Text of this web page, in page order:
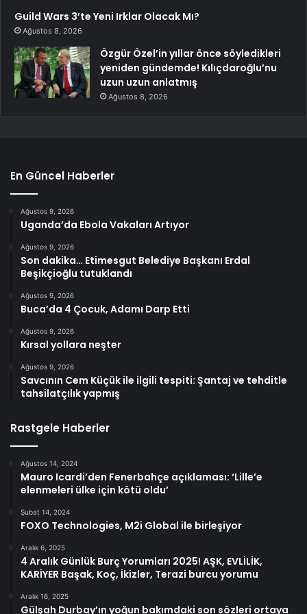
Guild Wars 3’te Yeni Irklar Olacak Mı?
Ağustos 8, 2026
Özgür Özel’in yıllar önce söyledikleri
yeniden gündemde! Kılıçdaroğlu’nu
uzun uzun anlatmış
Ağustos 8, 2026
En Güncel Haberler
Ağustos 9, 2026
Uganda’da Ebola Vakaları Artıyor
Ağustos 9, 2026
Son dakika… Etimesgut Belediye Başkanı Erdal
Beşikçioğlu tutuklandı
Ağustos 9, 2026
Buca’da 4 Çocuk, Adamı Darp Etti
Ağustos 9, 2026
Kırsal yollara neşter
Ağustos 9, 2026
Savcının Cem Küçük ile ilgili tespiti: Şantaj ve tehditle
tahsilatçılık yapmış
Rastgele Haberler
Ağustos 14, 2024
Mauro Icardi’den Fenerbahçe açıklaması: ‘Lille’e
elenmeleri ülke için kötü oldu’
Şubat 14, 2024
FOXO Technologies, M2i Global ile birleşiyor
Aralık 6, 2025
4 Aralık Günlük Burç Yorumları 2025! AŞK, EVLİLİK,
KARİYER Başak, Koç, İkizler, Terazi burcu yorumu
Aralık 16, 2025
Gülşah Durbay’ın yoğun bakımdaki son sözleri ortaya